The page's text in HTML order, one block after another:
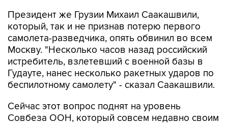
Президент же Грузии Михаил Саакашвили,
который, так и не признав потерю первого
самолета-разведчика, опять обвинил во всем
Москву. "Несколько часов назад российский
истребитель, взлетевший с военной базы в
Гудауте, нанес несколько ракетных ударов по
беспилотному самолету" - сказал Саакашвили.
Сейчас этот вопрос поднят на уровень
Совбеза ООН, который совсем недавно своим